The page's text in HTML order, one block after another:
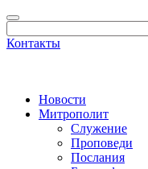
Контакты
Новости
Митрополит
Служение
Проповеди
Послания